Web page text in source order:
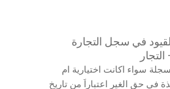
في سجل التجارة
سواء اكانت اختيارية ام
في حق الغير اعتباراَ من تاريخ